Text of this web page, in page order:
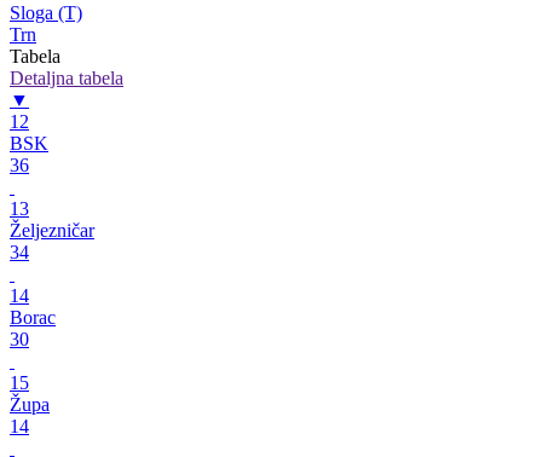
Sloga (T)
Trn
Tabela
Detaljna tabela
▼
12
BSK
36
13
Željezničar
34
14
Borac
30
15
Župa
14